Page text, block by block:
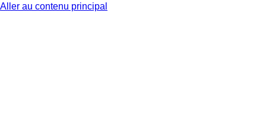
Aller au contenu principal